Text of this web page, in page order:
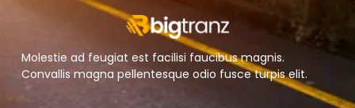
Molestie ad feugiat est facilisi faucibus magnis.
Convallis magna pellentesque odio fusce turpis elit.